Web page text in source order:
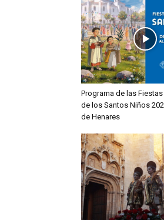
Programa de las
de los Santos Niños
de Henares